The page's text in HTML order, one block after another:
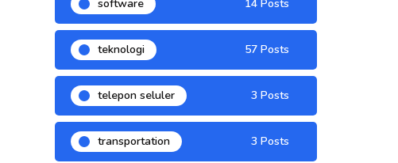
software 14 Posts
teknologi 57 Posts
telepon seluler 3 Posts
transportation 3 Posts